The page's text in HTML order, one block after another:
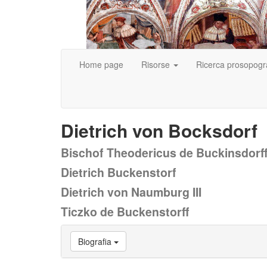
Home page Risorse Ricerca
Dietrich von Bocksdorf
Bischof Theodericus de Buckinsdorff
Dietrich Buckenstorf
Dietrich von Naumburg III
Ticzko de Buckenstorff
Vai
Biografia
Biografia